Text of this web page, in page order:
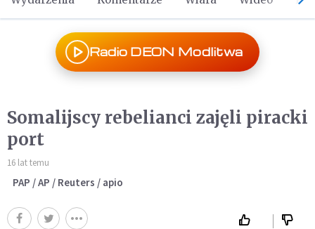
Radio DEON Modlitwa
Somalijscy rebelianci zajęli piracki
port
16 lat temu
PAP / AP / Reuters / apio